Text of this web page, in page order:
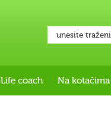
Life coach Na kotačima